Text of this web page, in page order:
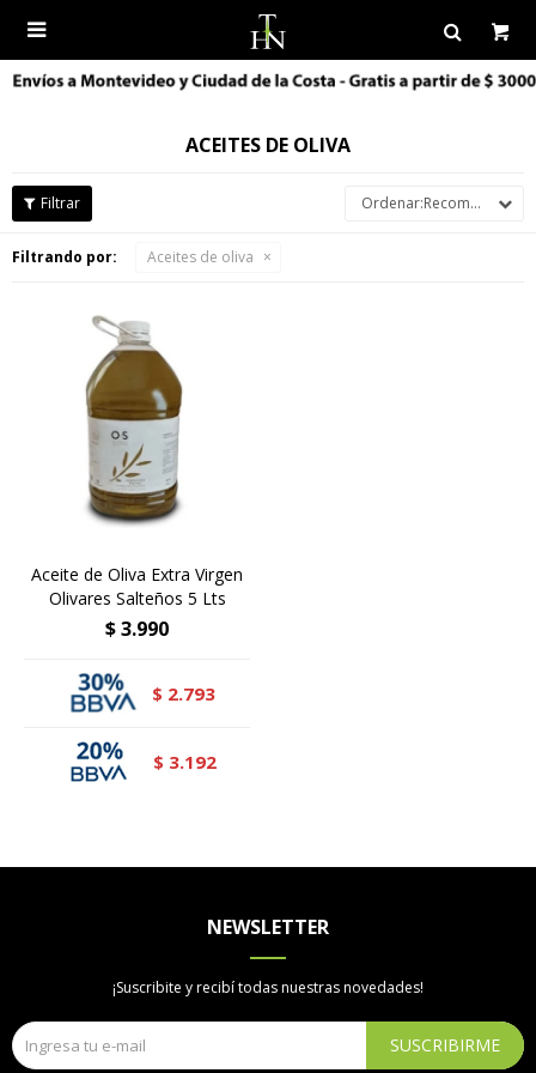

ACEITES DE OLIVA
Recomendados
Filtrando por: Aceites de oliva
Aceite de Oliva Extra Virgen
Olivares Salteños 5 Lts
$3.990
$ 2.793
$ 3.192
NEWSLETTER
¡Suscribite y recibí todas nuestras novedades!
SUSCRIBIRME